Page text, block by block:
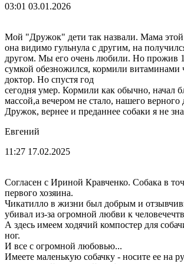
03:01 03.01.2026
Мой "Дружок" дети так назвали. Мама
она видимо гульнула с другим, на
другом. Мы его очень любили. Но прожив
сумкой обезножился, кормили витаминами
доктор. Но спустя год
сегодня умер. Кормили как обычно, начал
массой,а вечером не стало, нашего верного
Дружок, вернее и преданнее собаки я не
Евгений
11:27 17.02.2025
Согласен с Ириной Кравченко. Собака в
первого хозяина.
Чикатилло в жизни был добрым и
убивал из-за огромной любви к
А здесь имеем ходячий компостер для
ног.
И все с огромной любовью...
Имеете маленькую собачку - носите ее на